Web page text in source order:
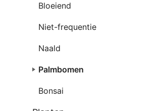
Bloeiend
Niet-frequentie
Naald
Palmbomen
Bonsai